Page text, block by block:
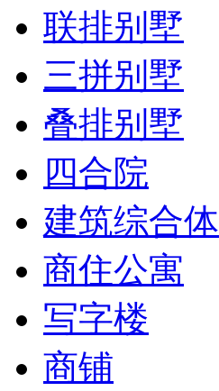
联排别墅
三拼别墅
叠排别墅
四合院
建筑综合体
商住公寓
写字楼
商铺